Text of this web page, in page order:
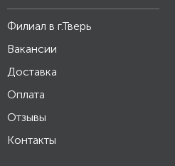
Филиал в г.Тверь
Вакансии
Доставка
Оплата
Отзывы
Контакты